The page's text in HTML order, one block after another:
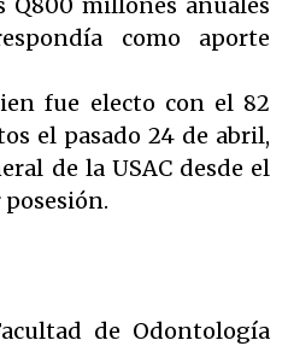
como aporte
fue electo con el 82
el pasado 24 de abril,
de la USAC desde el
de Odontología